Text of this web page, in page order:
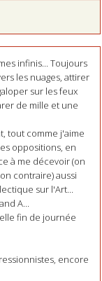
infinis... Toujours
les nuages, attirer
sur les feux
de mille et une
tout comme j'aime
oppositions, en
à me décevoir (on
contraire) aussi
sur l'Art...
A...
fin de journée
encore